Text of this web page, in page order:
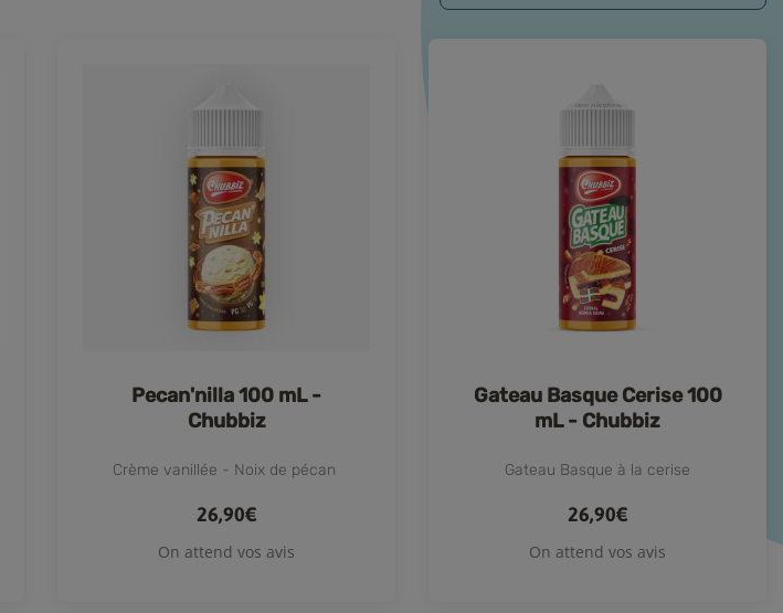
Pecan'nilla 100 mL -
Chubbiz
Crème vanillée - Noix de pécan
26,90€
On attend vos avis
Gateau Basque Cerise 100
mL - Chubbiz
Gateau Basque à la cerise
26,90€
On attend vos avis